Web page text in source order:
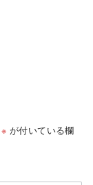
※ が付いている欄